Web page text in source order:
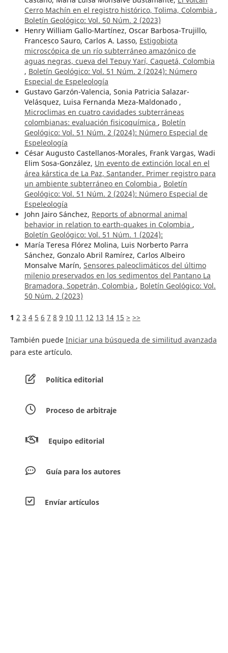
Cerro Machín en el registro histórico, Tolima, Colombia ,
Boletín Geológico: Vol. 50 Núm. 2 (2023)
Henry William Gallo-Martínez, Oscar Barbosa-Trujillo,
Francesco Sauro, Carlos A. Lasso, Estigobiota
microscópica de un río subterráneo amazónico de
aguas negras, cueva del Tepuy Yarí, Caquetá, Colombia
, Boletín Geológico: Vol. 51 Núm. 2 (2024): Número
Especial de Espeleología
Gustavo Garzón-Valencia, Sonia Patricia Salazar-
Velásquez, Luisa Fernanda Meza-Maldonado ,
Microclimas en cuatro cavidades subterráneas
colombianas: evaluación fisicoquímica , Boletín
Geológico: Vol. 51 Núm. 2 (2024): Número Especial de
Espeleología
César Augusto Castellanos-Morales, Frank Vargas, Wadi
Elim Sosa-González, Un evento de extinción local en el
área kárstica de La Paz, Santander. Primer registro para
un ambiente subterráneo en Colombia , Boletín
Geológico: Vol. 51 Núm. 2 (2024): Número Especial de
Espeleología
John Jairo Sánchez, Reports of abnormal animal
behavior in relation to earth-quakes in Colombia ,
Boletín Geológico: Vol. 51 Núm. 1 (2024):
María Teresa Flórez Molina, Luis Norberto Parra
Sánchez, Gonzalo Abril Ramírez, Carlos Albeiro
Monsalve Marín, Sensores paleoclimáticos del último
milenio preservados en los sedimentos del Pantano La
Bramadora, Sopetrán, Colombia , Boletín Geológico: Vol.
50 Núm. 2 (2023)
1 2 3 4 5 6 7 8 9 10 11 12 13 14 15 > >>
También puede Iniciar una búsqueda de similitud avanzada
para este artículo.
Política editorial
Proceso de arbitraje
Equipo editorial
Guía para los autores
Envíar artículos